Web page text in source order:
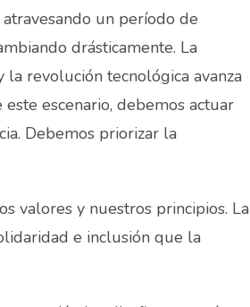
un período de
drásticamente. La
la revolución tecnológica avanza
escenario, debemos actuar
Debemos priorizar la
valores y nuestros principios. La
e inclusión que la